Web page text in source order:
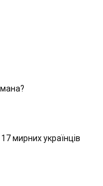
мирних українців